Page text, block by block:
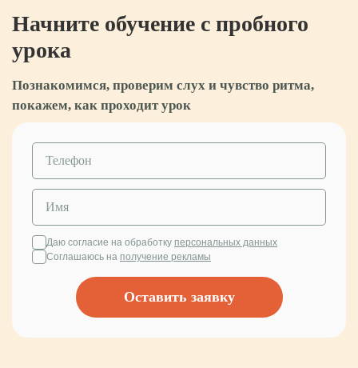
Начните обучение с пробного
урока
Познакомимся, проверим слух и чувство ритма,
покажем, как проходит урок
Даю согласие на обработку персональных данных
Соглашаюсь на получение рекламы
Оставить заявку